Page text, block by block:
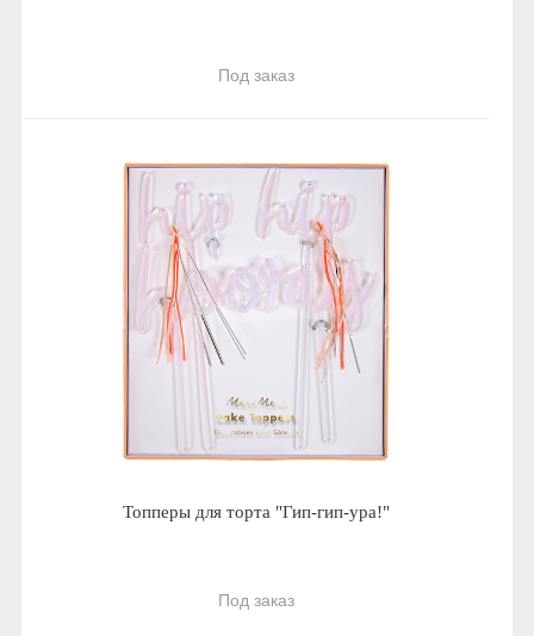
Под заказ
Топперы для торта "Гип-гип-ура!"
Под заказ